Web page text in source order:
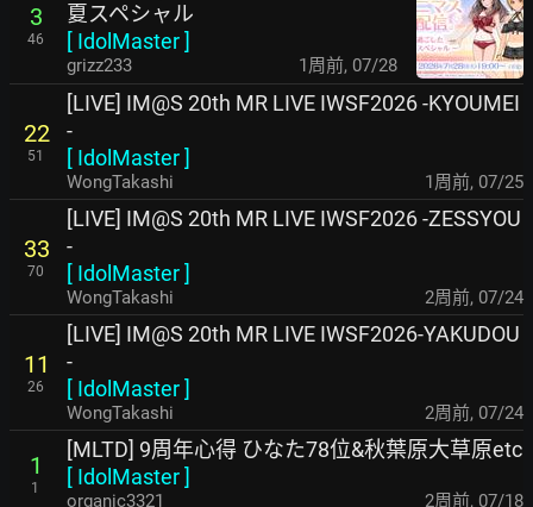
3
46
夏スペシャル
[ IdolMaster]
grizz233 1周前, 07/28
22
51
[LIVE] IM@S 20th MR LIVE IWSF2026 -KYOUMEI
-
[ IdolMaster]
WongTakashi 1周前, 07/25
33
70
[LIVE] IM@S 20th MR LIVE IWSF2026 -ZESSYOU
-
[ IdolMaster]
WongTakashi 2周前, 07/24
11
26
[LIVE] IM@S 20th MR LIVE IWSF2026-YAKUDOU
-
[ IdolMaster]
WongTakashi 2周前, 07/24
1
1
[MLTD] 9周年心得 ひなた78位&秋葉原大草原etc
[ IdolMaster]
organic3321 2周前, 07/18